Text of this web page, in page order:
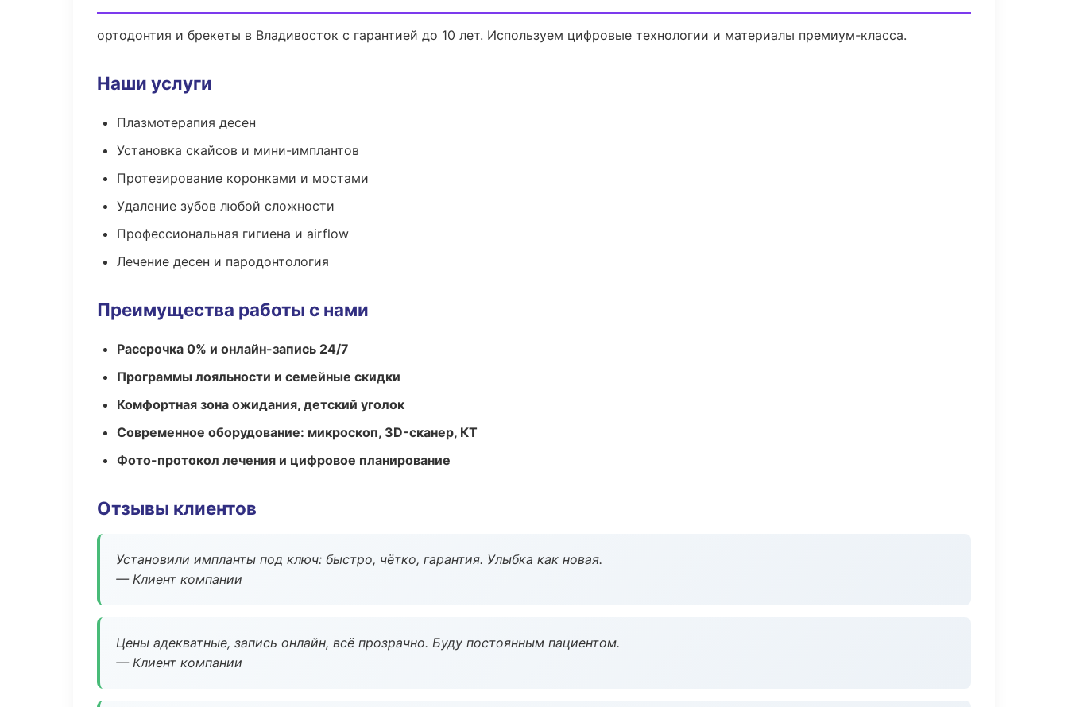
ортодонтия и брекеты в Владивосток с гарантией до 10 лет. Используем цифровые технологии и материалы премиум-класса.
Наши услуги
Плазмотерапия десен
Установка скайсов и мини-имплантов
Протезирование коронками и мостами
Удаление зубов любой сложности
Профессиональная гигиена и airflow
Лечение десен и пародонтология
Преимущества работы с нами
Рассрочка 0% и онлайн-запись 24/7
Программы лояльности и семейные скидки
Комфортная зона ожидания, детский уголок
Современное оборудование: микроскоп, 3D-сканер, КТ
Фото-протокол лечения и цифровое планирование
Отзывы клиентов
Установили импланты под ключ: быстро, чётко, гарантия. Улыбка как новая.
— Клиент компании
Цены адекватные, запись онлайн, всё прозрачно. Буду постоянным пациентом.
— Клиент компании